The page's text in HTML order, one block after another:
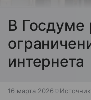
В Госдуме
интернета
16 марта 2026